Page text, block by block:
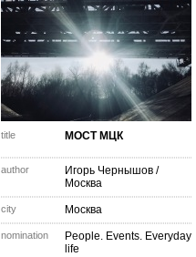
title МОСТ МЦК
author Игорь Чернышов /
Москва
city Москва
nomination
People. Events. Everyday
life